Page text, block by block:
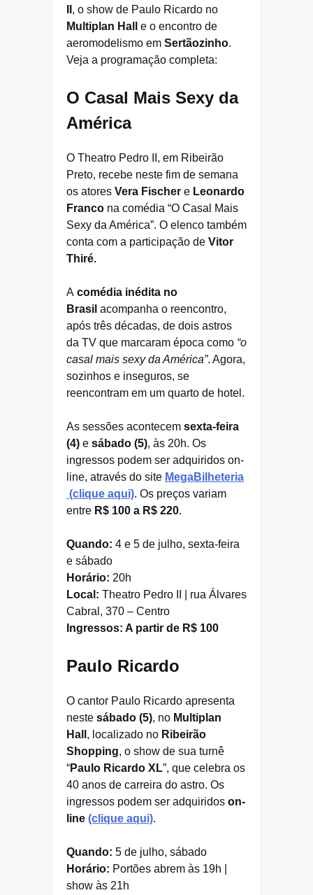
, o show de Paulo Ricardo no
Multiplan Hall
e o encontro de
aeromodelismo em Sertãozinho.
Veja a programação completa:
O Casal Mais Sexy da
América
O Theatro Pedro II, em Ribeirão
Preto, recebe neste fim de semana
os atores Vera Fischer e Leonardo
Franco na comédia “O Casal Mais
Sexy da América”. O elenco também
conta com a participação de Vitor
Thiré.
A comédia inédita no
Brasil acompanha o reencontro,
após três décadas, de dois astros
da TV que marcaram época como “o
casal mais sexy da América”. Agora,
sozinhos e inseguros, se
reencontram em um quarto de hotel.
As sessões acontecem sexta-feira
(4) e sábado (5), às 20h. Os
ingressos podem ser adquiridos on-
line, através do site MegaBilheteria
(clique aqui). Os preços variam
entre R$ 100 a R$ 220.
Quando: 4 e 5 de julho, sexta-feira
e sábado
Horário: 20h
Local: Theatro Pedro II | rua Álvares
Cabral, 370 – Centro
Ingressos: A partir de R$ 100
Paulo Ricardo
O cantor Paulo Ricardo apresenta
neste sábado (5), no Multiplan
Hall , localizado no Ribeirão
Shopping, o show de sua turnê
“Paulo Ricardo XL”, que celebra os
40 anos de carreira do astro. Os
ingressos podem ser adquiridos on-
line (clique aqui).
Quando: 5 de julho, sábado
Horário: Portões abrem às 19h |
show às 21h